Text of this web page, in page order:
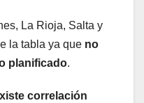
La Rioja, Salta y
la tabla ya que no
planificado.
correlación